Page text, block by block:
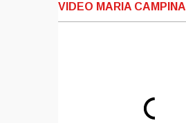
VIDEO MARIA CAMPINA